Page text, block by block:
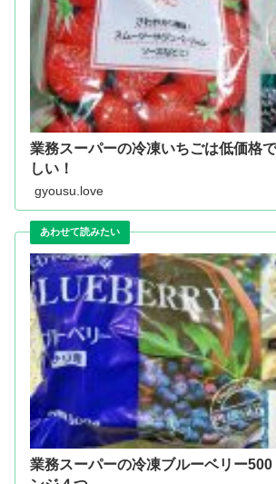
業務スーパーの冷凍いちごは低価格
しい！
gyousu.love
業務スーパーの冷凍ブルーベリー